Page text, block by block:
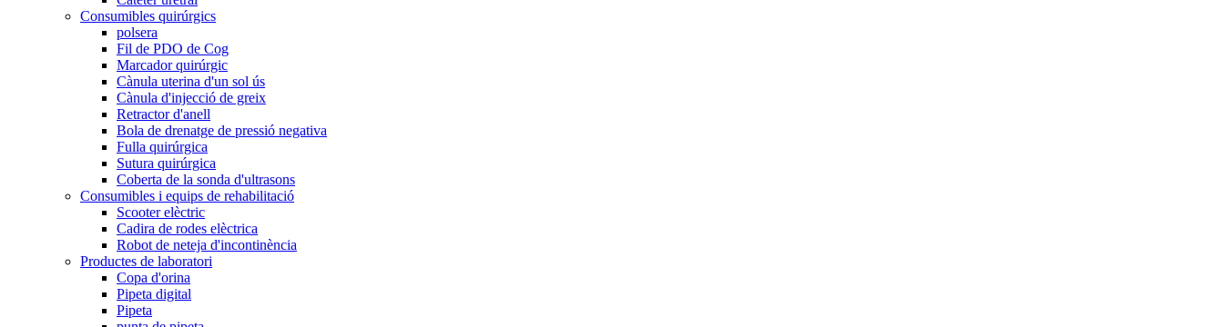
Consumibles quirúrgics
polsera
Fil de PDO de Cog
Marcador quirúrgic
Cànula uterina d'un sol ús
Cànula d'injecció de greix
Retractor d'anell
Bola de drenatge de pressió negativa
Fulla quirúrgica
Sutura quirúrgica
Coberta de la sonda d'ultrasons
Consumibles i equips de rehabilitació
Scooter elèctric
Cadira de rodes elèctrica
Robot de neteja d'incontinència
Productes de laboratori
Copa d'orina
Pipeta digital
Pipeta